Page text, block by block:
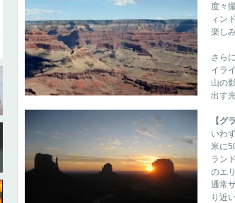
度々
ィン
楽し
さら
イラ
山の
出す
【グ
いわ
米に
ラン
のエ
通常
り近